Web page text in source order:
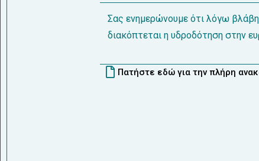
Σας ενημερώνουμε ότι λόγω
διακόπτεται η υδροδότηση στην
Πατήστε εδώ για την πλήρη